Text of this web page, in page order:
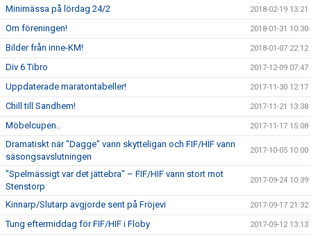
Minimässa på lördag 24/2 2018-02-19 13:21
Om föreningen! 2018-01-31 10:30
Bilder från inne-KM! 2018-01-07 22:12
Div 6 Tibro 2017-12-09 07:47
Uppdaterade maratontabeller! 2017-11-30 12:17
Chill till Sandhem! 2017-11-21 13:38
Möbelcupen.. 2017-11-17 15:08
Dramatiskt när "Dagge" vann skytteligan och FIF/HIF vann
säsongsavslutningen
2017-10-05 10:00
"Spelmässigt var det jättebra" – FIF/HIF vann stort mot
Stenstorp
2017-09-24 10:39
Kinnarp/Slutarp avgjorde sent på Fröjevi 2017-09-17 21:32
Tung eftermiddag för FIF/HIF i Floby 2017-09-12 13:13